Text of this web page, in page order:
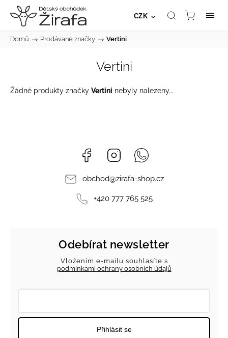
CZK
Domů / Prodávané značky / Vertini
Vertini
Žádné produkty značky Vertini nebyly nalezeny...
Facebook Instagram
obchod@zirafa-shop.cz
+420 777 765 525
Odebírat newsletter
Vložením e-mailu souhlasíte s
podmínkami ochrany osobních údajů
Přihlásit se